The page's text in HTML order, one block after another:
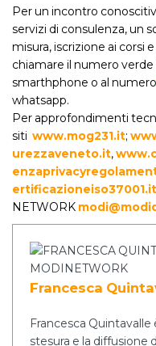
Per un incontro
servizi di consulenza, un
misura, iscrizione ai corsi
chiamare il numero
smarthphone o al numero
whatsapp.
Per approfondimenti
siti www.mog231.it;
urezzaveneto.it,
NETWORK
Francesca
Francesca
stesura e la diffusione